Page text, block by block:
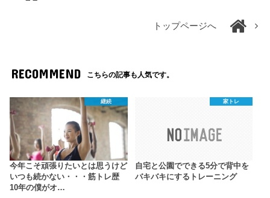
トップページへ
RECOMMEND こちらの記事も人気です。
継続
今年こそ頑張りたいとは思うけど
いつも続かない・・・筋トレ歴
10年の僕がオ…
家トレ
自宅と公園でできる5分で背中を
バキバキにするトレーニング